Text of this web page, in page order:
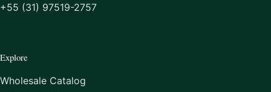
+55 (31) 97519-2757
Explore
Wholesale Catalog